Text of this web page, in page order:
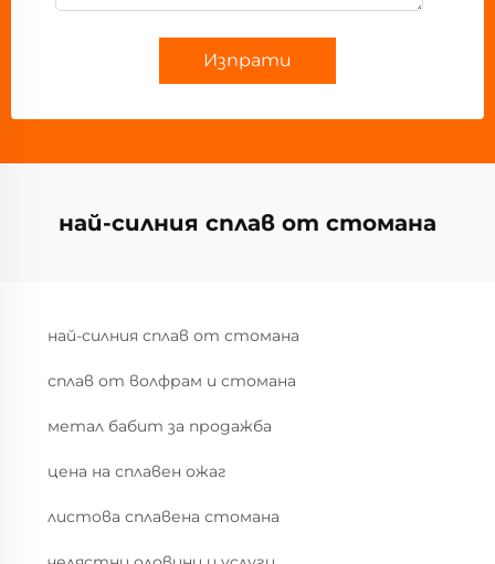
Изпрати
най-силния сплав от стомана
най-силния сплав от стомана
сплав от волфрам и стомана
метал бабит за продажба
цена на сплавен ожаг
листова сплавена стомана